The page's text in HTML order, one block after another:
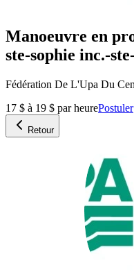
Manoeuvre en
ste-sophie inc.-
Fédération De L'Upa Du
17 $ à 19 $ par heurePostuler
Retour